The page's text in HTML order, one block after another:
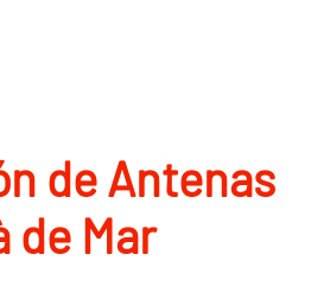
de Antenas
de Mar